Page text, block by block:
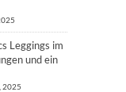
Leggings im
und ein
2025